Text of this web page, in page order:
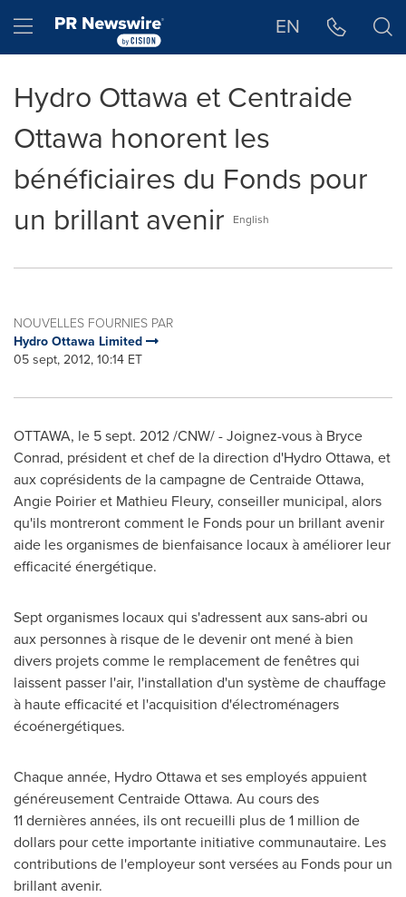
Hamburger menu EN
Hydro Ottawa et Centraide
Ottawa honorent les
bénéficiaires du Fonds pour
un brillant avenir
English
NOUVELLES FOURNIES PAR
Hydro Ottawa Limited
05 sept, 2012, 10:14 ET
OTTAWA, le 5 sept. 2012/CNW/ - Joignez-vous à Bryce
Conrad, président et chef de la direction d'HydroOttawa, et
aux coprésidents de la campagne de CentraideOttawa,
Angie Poirieret Mathieu Fleury, conseiller municipal, alors
qu'ils montreront comment le Fonds pour un brillant avenir
aide les organismes de bienfaisance locaux à améliorer leur
efficacité énergétique.
Sept organismes locaux qui s'adressent aux sans-abri ou
aux personnes à risque de le devenir ont mené à bien
divers projets comme le remplacement de fenêtres qui
laissent passer l'air, l'installation d'un système de chauffage
à haute efficacité et l'acquisition d'électroménagers
écoénergétiques.
Chaque année, HydroOttawaet ses employés appuient
généreusement CentraideOttawa. Au cours des
11 dernières années, ils ont recueilli plus de 1 million de
dollars pour cette importante initiative communautaire. Les
contributions de l'employeur sont versées au Fonds pour un
brillant avenir.